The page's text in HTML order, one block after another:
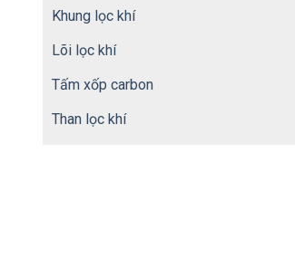
Khung lọc khí
Lõi lọc khí
Tấm xốp carbon
Than lọc khí